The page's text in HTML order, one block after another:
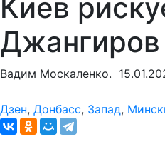
Киев
Джангиров
Вадим Москаленко.
Дзен, Донбасс, Запад,